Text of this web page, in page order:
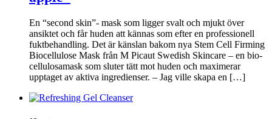
En “second skin”- mask som ligger svalt och mjukt över
ansiktet och får huden att kännas som efter en professionell
fuktbehandling. Det är känslan bakom nya Stem Cell Firming
Biocellulose Mask från M Picaut Swedish Skincare – en bio-
cellulosamask som sluter tätt mot huden och maximerar
upptaget av aktiva ingredienser. – Jag ville skapa en […]